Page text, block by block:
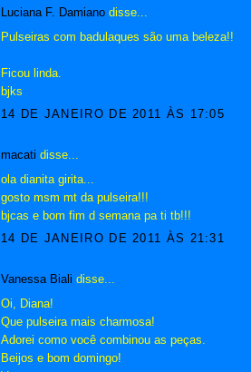
Luciana F. Damiano disse...
Pulseiras com badulaques são uma beleza!!
Ficou linda.
bjks
14 DE JANEIRO DE 2011 ÀS 17:05
macati disse...
ola dianita girita...
gosto msm mt da pulseira!!!
bjcas e bom fim d semana pa ti tb!!!
14 DE JANEIRO DE 2011 ÀS 21:31
Vanessa Biali disse...
Oi, Diana!
Que pulseira mais charmosa!
Adorei como você combinou as peças.
Beijos e bom domingo!